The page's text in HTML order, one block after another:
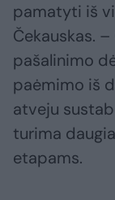
pamatyti iš
Čekauskas.
pašalinimo
paėmimo iš
atveju
turima
etapams.